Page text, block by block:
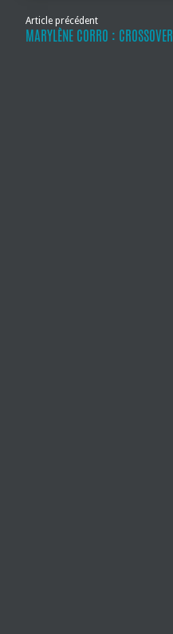
Article précédent
MARYLÈNE CORRO : CROSSOVER